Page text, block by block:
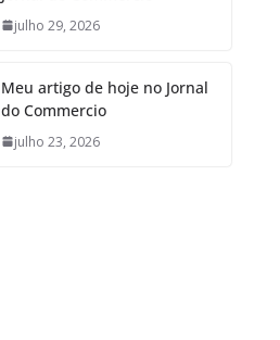
julho 29, 2026
Meu artigo de hoje no Jornal
do Commercio
julho 23, 2026